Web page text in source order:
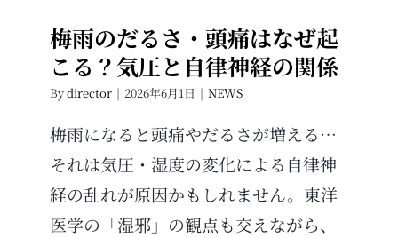
梅雨のだるさ・頭痛はなぜ起
こる？気圧と自律神経の関係
Bydirector | 2026年6月1日 | NEWS
梅雨になると頭痛やだるさが増える…
それは気圧・湿度の変化による自律神
経の乱れが原因かもしれません。東洋
医学の「湿邪」の観点も交えながら、